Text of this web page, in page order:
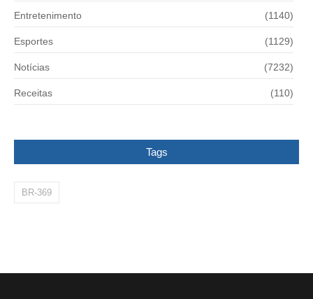
Entretenimento (1140)
Esportes (1129)
Notícias (7232)
Receitas (110)
Tags
BR-369